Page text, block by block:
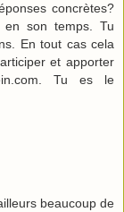
concrètes?
en son temps. Tu
En tout cas cela
et apporter
Tu es le
beaucoup de